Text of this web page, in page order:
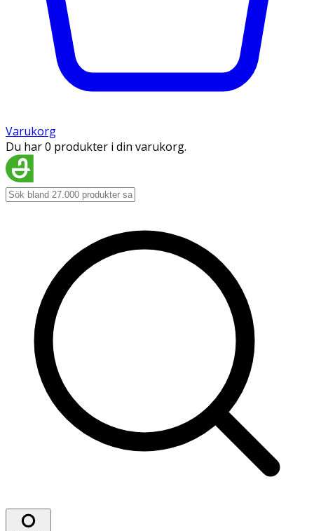
Varukorg
Du har 0 produkter i din varukorg.